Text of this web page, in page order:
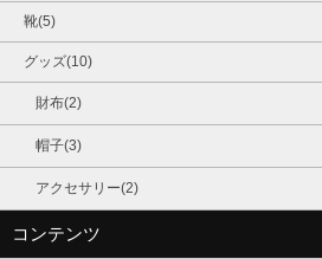
靴(5)
グッズ(10)
財布(2)
帽子(3)
アクセサリー(2)
コンテンツ